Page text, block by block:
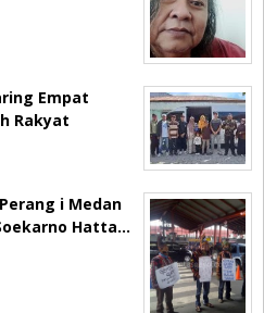
Empat
Rakyat
i Medan
Hatta…